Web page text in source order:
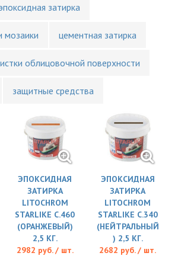
затирка
мозаики цементная затирка
облицовочной поверхности
защитные средства
ЭПОКСИДНАЯ
ЗАТИРКА
LITOCHROM
STARLIKE C.460
(ОРАНЖЕВЫЙ)
2,5 КГ.
2982 руб. / шт.
ЭПОКСИДНАЯ
ЗАТИРКА
LITOCHROM
STARLIKE C.340
(НЕЙТРАЛЬНЫЙ
) 2,5 КГ.
2682 руб. / шт.